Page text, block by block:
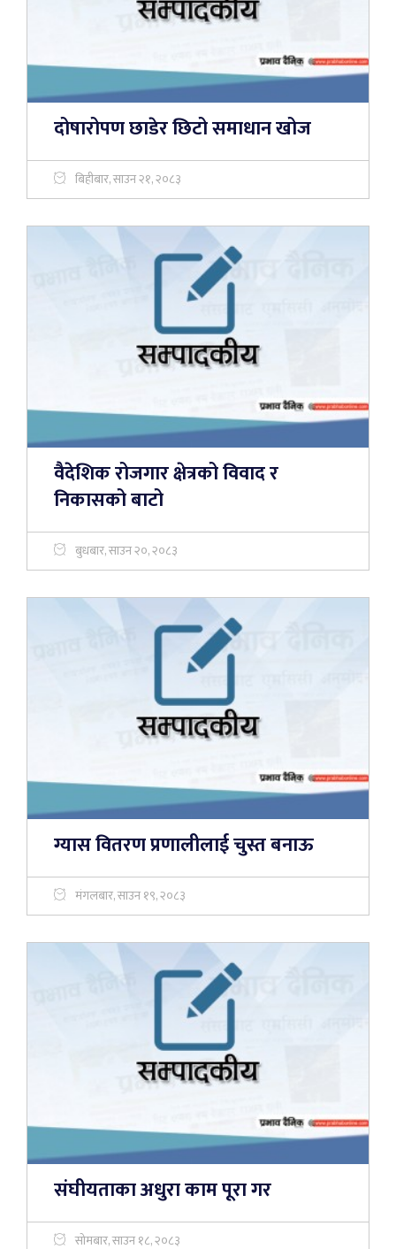
दोषारोपण छाडेर छिटो समाधान खोज
बिहीबार, साउन २१, २०८३
वैदेशिक रोजगार क्षेत्रको विवाद र
निकासको बाटो
बुधबार, साउन २०, २०८३
ग्यास वितरण प्रणालीलाई चुस्त बनाऊ
मंगलबार, साउन १९, २०८३
संघीयताका अधुरा काम पूरा गर
सोमबार, साउन १८, २०८३